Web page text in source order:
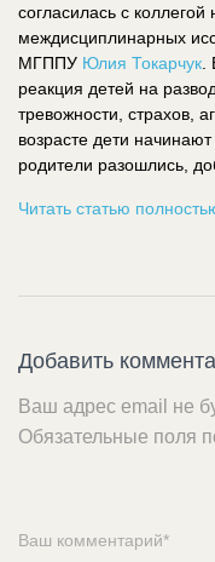
согласилась с
междисциплинарных
МГППУ Юлия Токарчук
реакция детей на
тревожности, страхов,
возрасте дети
родители разошлись,
Читать статью
Добавить
Ваш адрес email не
Обязательные поля